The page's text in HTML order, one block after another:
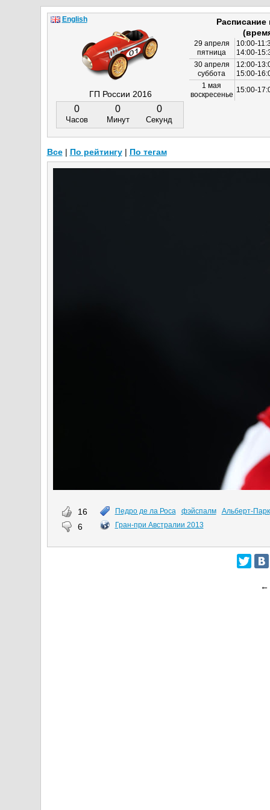
16
6
Педро де ла Роса фэйспалм
Альберт-Парк
Гран-при Австралии 2013
ГП России 2016
0
Часов
0
Минут
0
Секунд
29 апреля
пятница
10:00-
14:00-
30 апреля
суббота
12:00-
15:00-
1 мая
воскресенье
15:00-
English
Все| По рейтингу| По тегам